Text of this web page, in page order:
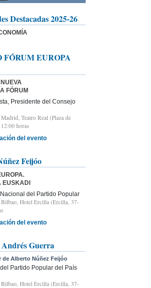
Destacadas 2025-26
FÓRUM EUROPA
FÓRUM
Presidente del Consejo
Teatro Real (Plaza de
horas
del evento
Feijóo
EUSKADI
del Partido Popular
Hotel Ercilla (Ercilla, 37-
del evento
Guerra
de Alberto Núñez Feijóo
Partido Popular del País
Hotel Ercilla (Ercilla, 37-